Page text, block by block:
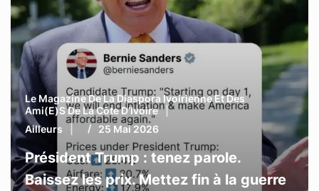
Le Magazine De La Diaspora Ivoirienne Et Des
Ami(e)s De La Côte D’Ivoire
Ailleurs
25 Mai 2026
Président Trump : tenez parole.
Baissez les prix. Mettez fin à la guerre